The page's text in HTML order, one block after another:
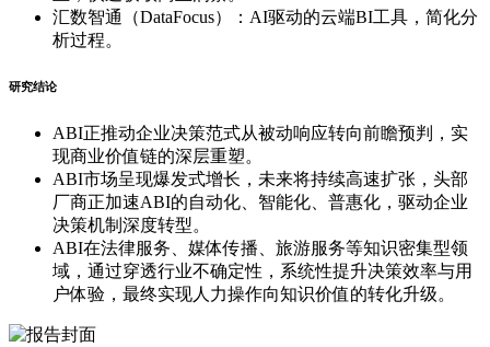
汇数智通（DataFocus）：AI驱动的云端BI工具，简化分
析过程。
研究结论
ABI正推动企业决策范式从被动响应转向前瞻预判，实
现商业价值链的深层重塑。
ABI市场呈现爆发式增长，未来将持续高速扩张，头部
厂商正加速ABI的自动化、智能化、普惠化，驱动企业
决策机制深度转型。
ABI在法律服务、媒体传播、旅游服务等知识密集型领
域，通过穿透行业不确定性，系统性提升决策效率与用
户体验，最终实现人力操作向知识价值的转化升级。